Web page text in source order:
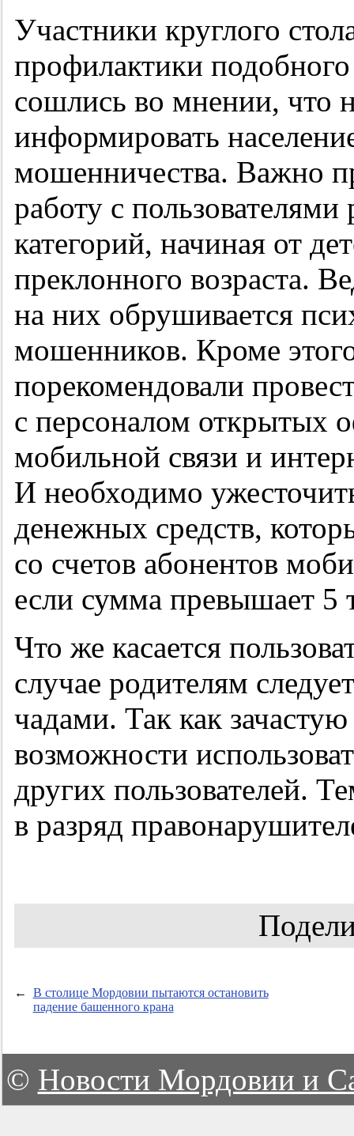
Участники круглого
профилактики
сошлись во мнении, что
информировать
мошенничества. Важно
работу с
категорий, начиная от
преклонного возраста.
на них обрушивается
мошенников. Кроме
порекомендовали
с персоналом открытых
мобильной связи и
И необходимо
денежных средств,
со счетов абонентов
если сумма превышает 5
Что же касается
случае родителям
чадами. Так как
возможности
других пользователей.
в разряд
←
В столице Мордовии пытаются остановить
падение башенного крана
© Новости Мордовии и